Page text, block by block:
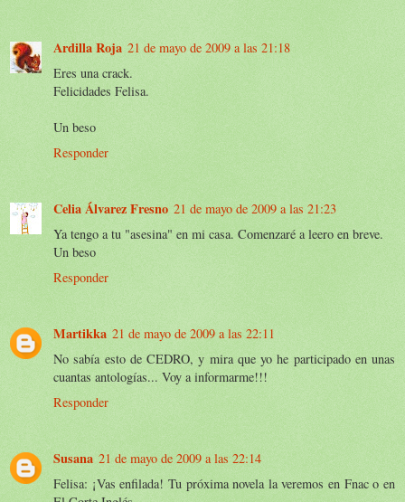
Ardilla Roja 21 de mayo de 2009 a las 21:18
Eres una crack.
Felicidades Felisa.
Un beso
Responder
Celia Álvarez Fresno 21 de mayo de 2009 a las 21:23
Ya tengo a tu "asesina" en mi casa. Comenzaré a leero en breve.
Un beso
Responder
Martikka 21 de mayo de 2009 a las 22:11
No sabía esto de CEDRO, y mira que yo he participado en unas
cuantas antologías... Voy a informarme!!!
Responder
Susana 21 de mayo de 2009 a las 22:14
Felisa: ¡Vas enfilada! Tu próxima novela la veremos en Fnac o en